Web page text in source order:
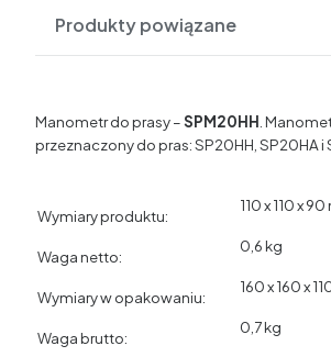
Produkty powiązane
Manometr do prasy –SPM20HH .
przeznaczony do pras: SP20HH, SP20HA i
Wymiary produktu:
Waga netto:
Wymiary w opakowaniu:
Waga brutto:
110 x 110 x
0,6 kg
160 x 160 x
0,7 kg